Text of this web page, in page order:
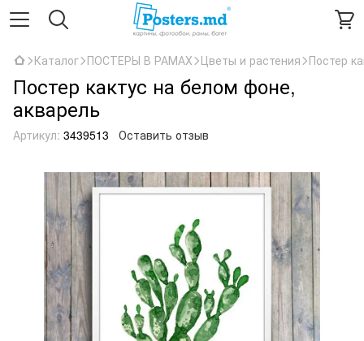
Каталог ПОСТЕРЫ В РАМАХ Цветы и растения Постер
Постер кактус на белом фоне,
акварель
Артикул: 3439513 Оставить отзыв